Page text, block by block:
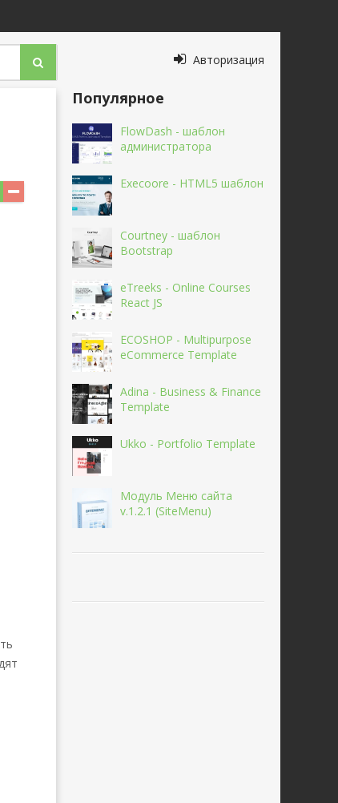
Авторизация
Популярное
FlowDash - шаблон
администратора
Execoore - HTML5 шаблон
Courtney - шаблон
Bootstrap
eTreeks - Online Courses
React JS
ECOSHOP - Multipurpose
eCommerce Template
Adina - Business & Finance
Template
Ukko - Portfolio Template
Модуль Меню сайта
v.1.2.1 (SiteMenu)